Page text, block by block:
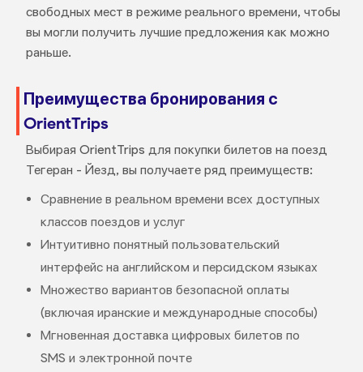
свободных мест в режиме реального времени, чтобы
вы могли получить лучшие предложения как можно
раньше.
Преимущества бронирования с
OrientTrips
Выбирая OrientTrips для покупки билетов на поезд
Тегеран - Йезд, вы получаете ряд преимуществ:
Сравнение в реальном времени всех доступных
классов поездов и услуг
Интуитивно понятный пользовательский
интерфейс на английском и персидском языках
Множество вариантов безопасной оплаты
(включая иранские и международные способы)
Мгновенная доставка цифровых билетов по
SMS и электронной почте